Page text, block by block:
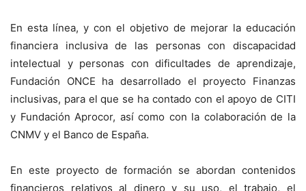
En esta línea, y con el objetivo de mejorar la educación
financiera inclusiva de las personas con discapacidad
intelectual y personas con dificultades de aprendizaje,
Fundación ONCE ha desarrollado el proyecto Finanzas
inclusivas, para el que se ha contado con el apoyo de CITI
y Fundación Aprocor, así como con la colaboración de la
CNMV y el Banco de España.
En este proyecto de formación se abordan contenidos
financieros relativos al dinero y su uso, el trabajo, el